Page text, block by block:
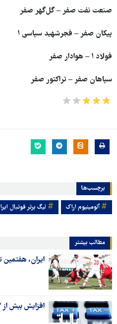
صنعت نفت صفر – گل‌گهر صفر
پیکان صفر – فجرشهید سپاسی ۱
فولاد ۱ – هوادار صفر
سپاهان صفر – تراکتور صفر
برچسب‌ها
آلومینیوم اراک لیگ برتر فوتبال
مطالب بیشتر
ایران،
افزایش بیش از ۶۲ درصدی درآمدهای مالیاتی